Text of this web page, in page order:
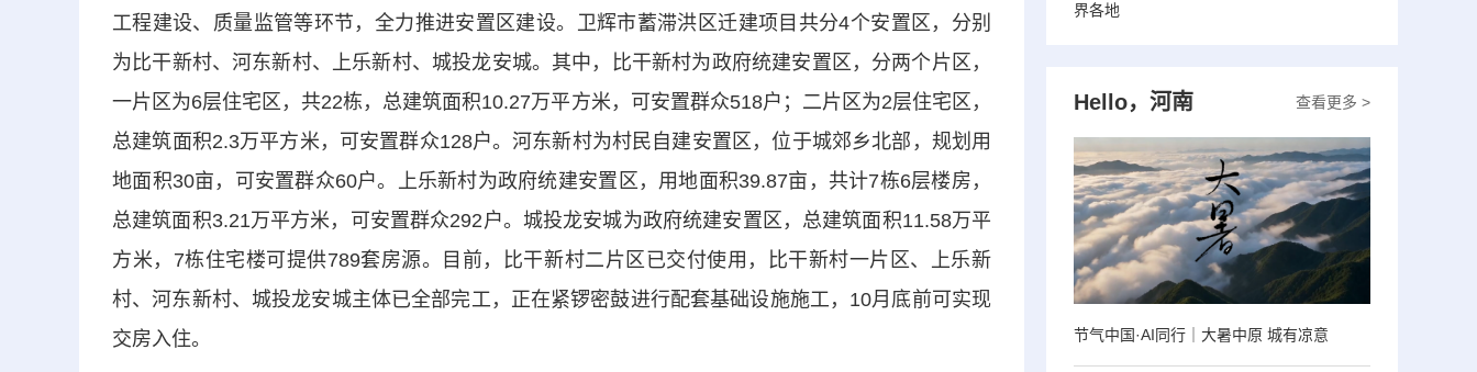
工程建设、质量监管等环节，全力推进安置区建设。卫辉市蓄滞洪区迁建项目共分4个安置区，分别
为比干新村、河东新村、上乐新村、城投龙安城。其中，比干新村为政府统建安置区，分两个片区，
一片区为6层住宅区，共22栋，总建筑面积10.27万平方米，可安置群众518户；二片区为2层住宅区，
总建筑面积2.3万平方米，可安置群众128户。河东新村为村民自建安置区，位于城郊乡北部，规划用
地面积30亩，可安置群众60户。上乐新村为政府统建安置区，用地面积39.87亩，共计7栋6层楼房，
总建筑面积3.21万平方米，可安置群众292户。城投龙安城为政府统建安置区，总建筑面积11.58万平
方米，7栋住宅楼可提供789套房源。目前，比干新村二片区已交付使用，比干新村一片区、上乐新
村、河东新村、城投龙安城主体已全部完工，正在紧锣密鼓进行配套基础设施施工，10月底前可实现
交房入住。
界各地
查看更多 >
Hello，河南
节气中国·AI同行｜大暑中原 城有凉意